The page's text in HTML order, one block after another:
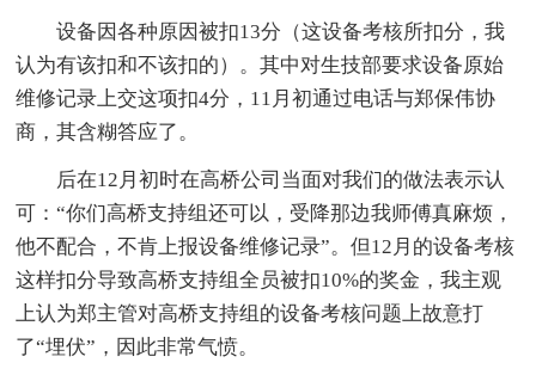
设备因各种原因被扣13分（这设备考核所扣分，我
认为有该扣和不该扣的）。其中对生技部要求设备原始
维修记录上交这项扣4分，11月初通过电话与郑保伟协
商，其含糊答应了。
后在12月初时在高桥公司当面对我们的做法表示认
可：“你们高桥支持组还可以，受降那边我师傅真麻烦，
他不配合，不肯上报设备维修记录”。但12月的设备考核
这样扣分导致高桥支持组全员被扣10%的奖金，我主观
上认为郑主管对高桥支持组的设备考核问题上故意打
了“埋伏”，因此非常气愤。